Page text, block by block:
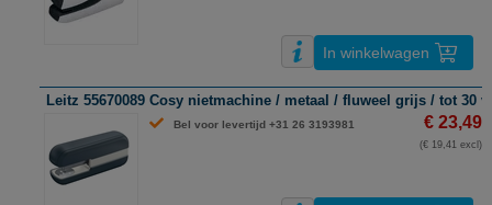
In winkelwagen
Leitz 55670089 Cosy nietmachine / metaal / fluweel grijs / tot 30
Bel voor levertijd +31 26 3193981 € 23,49
(€ 19,41 excl)